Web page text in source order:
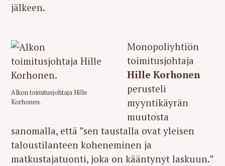
jälkeen.
Alkon toimitusjohtaja Hille
Korhonen.
Monopoliyhtiön
toimitusjohtaja
Hille Korhonen
perusteli
myyntikäyrän
muutosta
sanomalla, että ”sen taustalla ovat yleisen
taloustilanteen koheneminen ja
matkustajatuonti, joka on kääntynyt laskuun.”